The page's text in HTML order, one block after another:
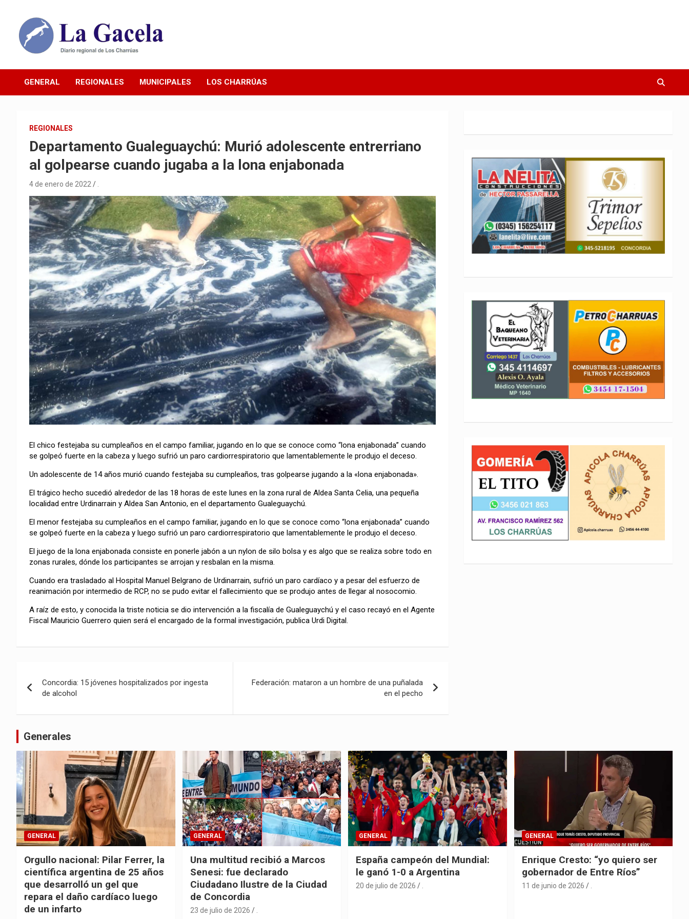
contenido
Diario La Gacela
GENERAL REGIONALES MUNICIPALES LOS CHARRÚAS
REGIONALES
Departamento Gualeguaychú: Murió adolescente entrerriano
al golpearse cuando jugaba a la lona enjabonada
4 de enero de 2022
El chico festejaba su cumpleaños en el campo familiar, jugando en lo que se conoce como “lona enjabonada” cuando
se golpeó fuerte en la cabeza y luego sufrió un paro cardiorrespiratorio que lamentablemente le produjo el deceso.
Un adolescente de 14 años murió cuando festejaba su cumpleaños, tras golpearse jugando a la «lona enjabonada».
El trágico hecho sucedió alrededor de las 18 horas de este lunes en la zona rural de Aldea Santa Celia, una pequeña
localidad entre Urdinarrain y Aldea San Antonio, en el departamento Gualeguaychú.
El menor festejaba su cumpleaños en el campo familiar, jugando en lo que se conoce como “lona enjabonada” cuando
se golpeó fuerte en la cabeza y luego sufrió un paro cardiorrespiratorio que lamentablemente le produjo el deceso.
El juego de la lona enjabonada consiste en ponerle jabón a un nylon de silo bolsa y es algo que se realiza sobre todo en
zonas rurales, dónde los participantes se arrojan y resbalan en la misma.
Cuando era trasladado al Hospital Manuel Belgrano de Urdinarrain, sufrió un paro cardíaco y a pesar del esfuerzo de
reanimación por intermedio de RCP, no se pudo evitar el fallecimiento que se produjo antes de llegar al nosocomio.
A raíz de esto, y conocida la triste noticia se dio intervención a la fiscalía de Gualeguaychú y el caso recayó en el Agente
Fiscal Mauricio Guerrero quien será el encargado de la formal investigación, publica Urdi Digital.
de
entradas
Concordia: 15 jóvenes hospitalizados por ingesta
de alcohol
Federación: mataron a un hombre de una puñalada
en el pecho
Generales
GENERAL
Orgullo nacional: Pilar Ferrer, la
científica argentina de 25 años
que desarrolló un gel que
repara el daño cardíaco luego
de un infarto
GENERAL
Una multitud recibió a Marcos
Senesi: fue declarado
Ciudadano Ilustre de la Ciudad
de Concordia
23 de julio de 2026
GENERAL
España campeón del Mundial:
le ganó 1-0 a Argentina
20 de julio de 2026
GENERAL
Enrique Cresto: “yo quiero ser
gobernador de Entre Ríos”
11 de junio de 2026